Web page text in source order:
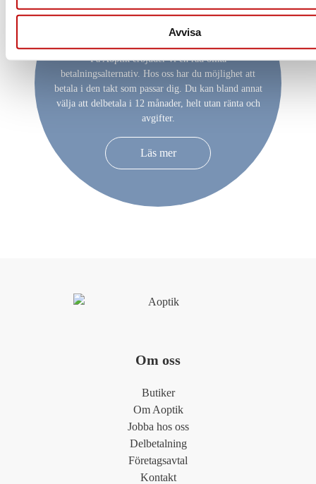
Avvisa
Vill du delbetala ditt
köp?
På Aoptik erbjuder vi en rad olika
betalningsalternativ. Hos oss har du möjlighet att
betala i den takt som passar dig. Du kan bland annat
välja att delbetala i 12 månader, helt utan ränta och
avgifter.
Läs mer
Om oss
Butiker
Om Aoptik
Jobba hos oss
Delbetalning
Företagsavtal
Kontakt